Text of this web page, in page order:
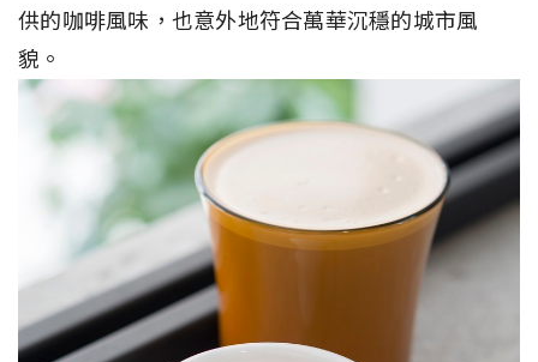
供的咖啡風味，也意外地符合萬華沉穩的城市風
貌。